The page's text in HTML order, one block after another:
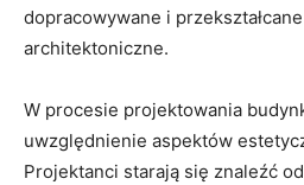
dopracowywane i
architektoniczne.
W ⁣procesie⁤ projektowania
uwzględnienie ⁣aspektów‍
Projektanci starają⁤ się znaleźć